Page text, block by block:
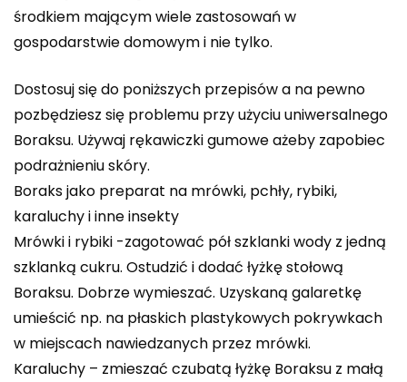
środkiem mającym wiele zastosowań w
gospodarstwie domowym i nie tylko.
Dostosuj się do poniższych przepisów a na pewno
pozbędziesz się problemu przy użyciu uniwersalnego
Boraksu. Używaj rękawiczki gumowe ażeby zapobiec
podrażnieniu skóry.
Boraks jako preparat na mrówki, pchły, rybiki,
karaluchy i inne insekty
Mrówki i rybiki -zagotować pół szklanki wody z jedną
szklanką cukru. Ostudzić i dodać łyżkę stołową
Boraksu. Dobrze wymieszać. Uzyskaną galaretkę
umieścić np. na płaskich plastykowych pokrywkach
w miejscach nawiedzanych przez mrówki.
Karaluchy – zmieszać czubatą łyżkę Boraksu z małą